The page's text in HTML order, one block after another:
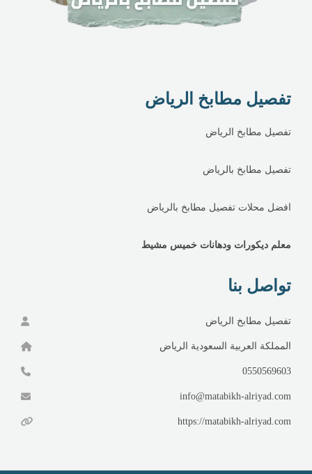
تفصيل مطابخ الرياض
تفصيل مطابخ الرياض
تفصيل مطابخ بالرياض
افضل محلات تفصيل مطابخ بالرياض
معلم ديكورات ودهانات خميس مشيط
تواصل بنا
تفصيل مطابخ الرياض
المملكة العربية السعودية الرياض
0550569603
info@matabikh-alriyad.com
https://matabikh-alriyad.com